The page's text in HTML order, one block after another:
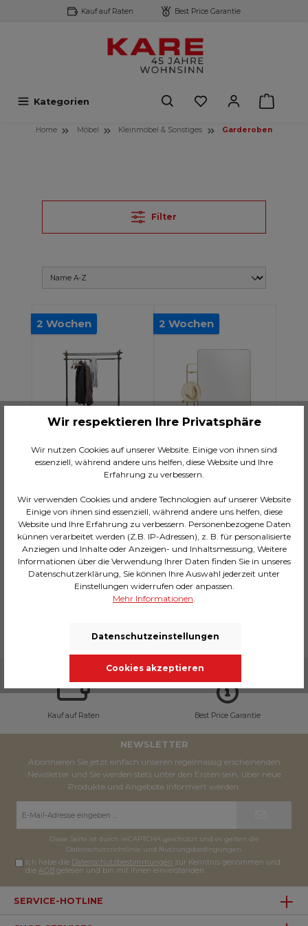
springen Kauf auf Raten Best Price Garantie
Kategorien
Home Möbel Kleinmöbel & Sonstiges Garderoben
Filter
2 Wochen
Garderobe
Cosmopolitan (13/tlg)
CHF 549.00*
In den Warenkorb
2 Wochen
Wandgarderobe
Tristan Mirror
150x76cm
CHF 689.00*
In den Warenkorb
Kauf auf Raten Best Price Garantie
NEWSLETTER
Abonnieren Sie jetzt einfach unseren regelmässig erscheinenden
Newsletter und Sie werden stets unter den Ersten sein, über neue
Produkte und Angebote informiert werden.
Diese Seite ist durch reCAPTCHA geschützt und es gelten die
Datenschutzrichtlinie und Nutzungsbedingungen
Ich habe die Datenschutzbestimmungen zur Kenntnis genommen und
dieAGB gelesen und bin mit ihnen einverstanden.
SERVICE-HOTLINE
Wir respektieren Ihre Privatsphäre
Wir nutzen Cookies auf unserer Website. Einige von ihnen sind
essenziell, während andere uns helfen, diese Website und Ihre
Erfahrung zu verbessern.
Wir verwenden Cookies und andere Technologien auf unserer Website
Einige von ihnen sind essenziell, während andere uns helfen, diese
Website und Ihre Erfahrung zu verbessern. Personenbezogene Daten
künnen verarbeitet werden (Z.B. IP-Adressen), z. B. für personalisierte
Anziegen und Inhalte oder Anzeigen- und Inhaltsmessung, Weitere
Informationen über die Verwendung Ihrer Daten finden Sie in unseres
Datenschutzerklärung, Sie können Ihre Auswahl jederzeit unter
Einstellungen widerrufen oder anpassen.
Mehr Informationen.
Datenschutzeinstellungen
Cookies akzeptieren